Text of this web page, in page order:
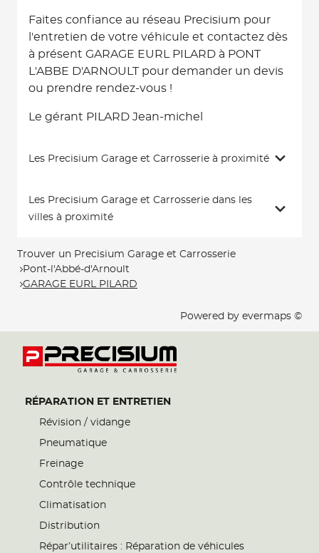
Faites confiance au réseau Precisium pour
l'entretien de votre véhicule et contactez dès
à présent GARAGE EURL PILARD à PONT
L'ABBE D'ARNOULT pour demander un devis
ou prendre rendez-vous !
Le gérant PILARD Jean-michel
Les Precisium Garage et Carrosserie à proximité
Les Precisium Garage et Carrosserie dans les
villes à proximité
Trouver un Precisium Garage et Carrosserie
Pont-l'Abbé-d'Arnoult
GARAGE EURL PILARD
Powered by evermaps ©
RÉPARATION ET ENTRETIEN
Révision / vidange
Pneumatique
Freinage
Contrôle technique
Climatisation
Distribution
Répar’utilitaires : Réparation de véhicules